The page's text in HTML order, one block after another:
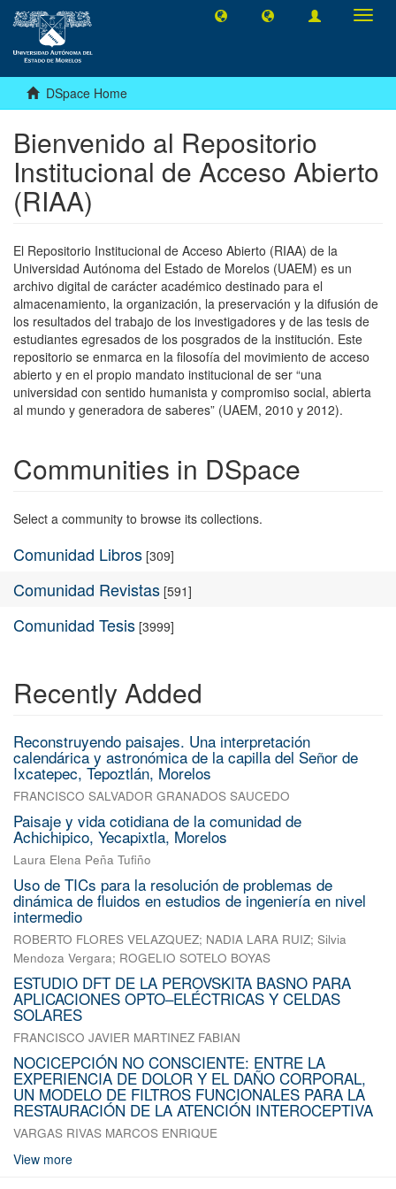
DSpace Home
Bienvenido al Repositorio
Institucional de Acceso Abierto
(RIAA)
El Repositorio Institucional de Acceso Abierto (RIAA) de la
Universidad Autónoma del Estado de Morelos (UAEM) es un
archivo digital de carácter académico destinado para el
almacenamiento, la organización, la preservación y la difusión de
los resultados del trabajo de los investigadores y de las tesis de
estudiantes egresados de los posgrados de la institución. Este
repositorio se enmarca en la filosofía del movimiento de acceso
abierto y en el propio mandato institucional de ser “una
universidad con sentido humanista y compromiso social, abierta
al mundo y generadora de saberes” (UAEM, 2010 y 2012).
Communities in DSpace
Select a community to browse its collections.
Comunidad Libros [309]
Comunidad Revistas [591]
Comunidad Tesis [3999]
Recently Added
Reconstruyendo paisajes. Una interpretación
calendárica y astronómica de la capilla del Señor de
Ixcatepec, Tepoztlán, Morelos
FRANCISCO SALVADOR GRANADOS SAUCEDO
Paisaje y vida cotidiana de la comunidad de
Achichipico, Yecapixtla, Morelos
Laura Elena Peña Tufiño
Uso de TICs para la resolución de problemas de
dinámica de fluidos en estudios de ingeniería en nivel
intermedio
ROBERTO FLORES VELAZQUEZ; NADIA LARA RUIZ; Silvia
Mendoza Vergara; ROGELIO SOTELO BOYAS
ESTUDIO DFT DE LA PEROVSKITA BASNO PARA
APLICACIONES OPTO–ELÉCTRICAS Y CELDAS
SOLARES
FRANCISCO JAVIER MARTINEZ FABIAN
NOCICEPCIÓN NO CONSCIENTE: ENTRE LA
EXPERIENCIA DE DOLOR Y EL DAÑO CORPORAL,
UN MODELO DE FILTROS FUNCIONALES PARA LA
RESTAURACIÓN DE LA ATENCIÓN INTEROCEPTIVA
VARGAS RIVAS MARCOS ENRIQUE
View more